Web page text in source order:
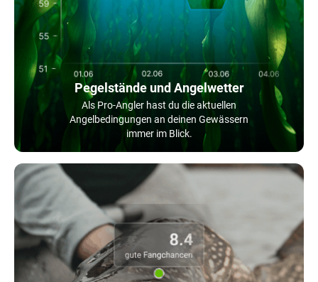
Pegelstände und Angelwetter
Als Pro-Angler hast du die aktuellen
Angelbedingungen an deinen Gewässern
immer im Blick.